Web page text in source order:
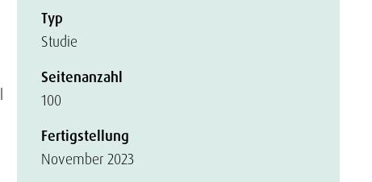
Typ
Studie
Seitenanzahl
100
Fertigstellung
November 2023